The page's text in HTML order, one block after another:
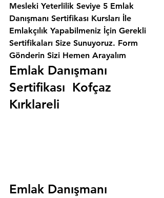
Mesleki Yeterlilik Seviye 5 Emlak
Danışmanı Sertifikası Kursları İle
Emlakçılık Yapabilmeniz İçin Gerekli
Sertifikaları Size Sunuyoruz. Form
Gönderin Sizi Hemen Arayalım
Emlak Danışmanı
Sertifikası  Kofçaz
Kırklareli
Emlak Danışmanı